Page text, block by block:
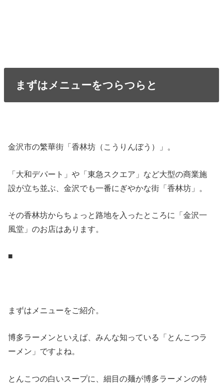
まずはメニューをつらつらと
金沢市の繁華街「香林坊（こうりんぼう）」。
「大和デパート」や「東急スクエア」など大型の商業施
設が立ち並ぶ、金沢でも一番にぎやかな街「香林坊」。
その香林坊からちょっと路地を入ったところに「金沢一
風堂」のお店はあります。
■
まずはメニューをご紹介。
博多ラーメンといえば、みんな知っている「とんこつラ
ーメン」ですよね。
とんこつの白いスープに、細目の麺が博多ラーメンの特